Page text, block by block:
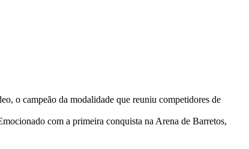
o campeão da modalidade que reuniu competidores de
com a primeira conquista na Arena de Barretos,